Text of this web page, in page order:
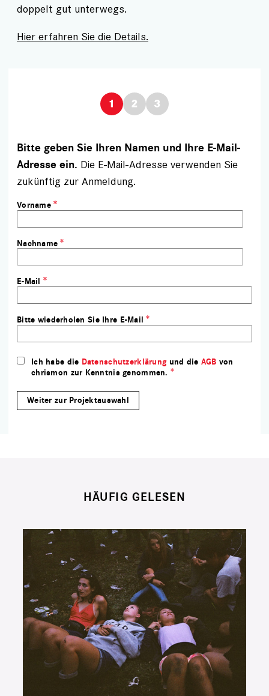
doppelt gut unterwegs.
Hier erfahren Sie die Details.
Bitte geben Sie Ihren Namen und Ihre E-Mail-
Adresse ein. Die E-Mail-Adresse verwenden Sie
zukünftig zur Anmeldung.
Vorname
Nachname
E-Mail
Bitte wiederholen Sie Ihre E-Mail
Ich habe die Datenschutzerklärungund die AGB von
chrismon zur Kenntnis genommen.
HÄUFIG GELESEN